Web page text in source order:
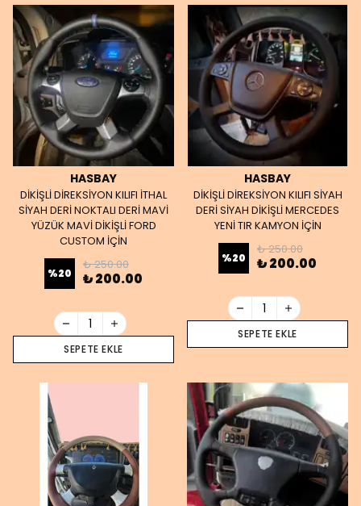
HASBAY
DİKİŞLİ DİREKSİYON KILIFI İTHAL
SİYAH DERİ NOKTALI DERİ MAVİ
YÜZÜK MAVİ DİKİŞLİ FORD
CUSTOM İÇİN
%20
₺ 250.00
₺ 200.00
SEPETE EKLE
HASBAY
DİKİŞLİ DİREKSİYON KILIFI SİYAH
DERİ SİYAH DİKİŞLİ MERCEDES
YENİ TIR KAMYON İÇİN
%20
₺ 250.00
₺ 200.00
SEPETE EKLE